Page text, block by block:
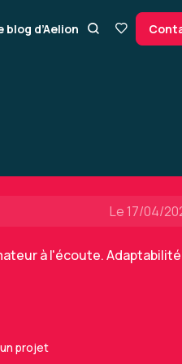
blog d’Aelion
formation correspondait
j'ai déjà trop d'expérience /
Le 17/04/
à l'écoute.
projet